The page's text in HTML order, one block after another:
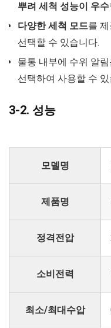
뿌려 세척 성능이 우수
다양한 세척 모드를
선택할 수 있습니다.
물통 내부에 수위 알
선택하여 사용할 수 있
3-2. 성능
모델명
제품명
정격전압
소비전력
최소/최대수압